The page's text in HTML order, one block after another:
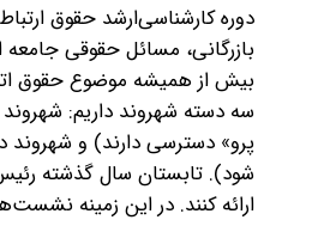
دوره کارشناسی‌ارشد حقوق
بازرگانی، مسائل حقوقی
بیش از همیشه موضوع حقوق
سه دسته شهروند داریم:
پرو» دسترسی دارند) و شهروند
شود). تابستان سال گذشته
ارائه کنند. در این زمینه